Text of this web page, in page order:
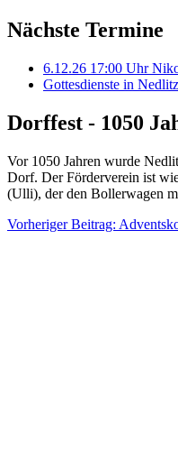
Nächste Termine
6.12.26 17:00 Uhr
Gottesdienste in Nedlitz
Dorffest - 1050
Vor 1050 Jahren wurde
Dorf. Der Förderverein ist
(Ulli), der den Bollerwagen
Vorheriger Beitrag: